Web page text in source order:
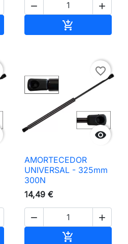
 


favorite_border
AMORTECEDOR
UNIVERSAL - 325mm
300N
14,49 €
 
